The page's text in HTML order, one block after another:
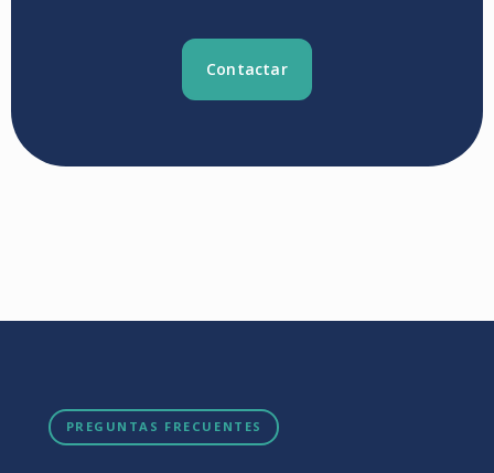
Contactar
PREGUNTAS FRECUENTES